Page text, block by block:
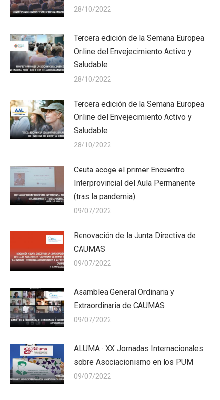
28/10/2022
Tercera edición de la Semana Europea
Online del Envejecimiento Activo y
Saludable
28/10/2022
Tercera edición de la Semana Europea
Online del Envejecimiento Activo y
Saludable
28/10/2022
Ceuta acoge el primer Encuentro
Interprovincial del Aula Permanente
(tras la pandemia)
09/07/2022
Renovación de la Junta Directiva de
CAUMAS
09/07/2022
Asamblea General Ordinaria y
Extraordinaria de CAUMAS
09/07/2022
ALUMA · XX Jornadas Internacionales
sobre Asociacionismo en los PUM
09/07/2022